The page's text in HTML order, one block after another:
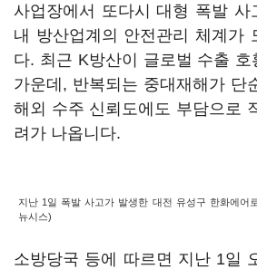
사업장에서 또다시 대형 폭발 사
내 방산업계의 안전관리 체계가
다. 최근 K방산이 글로벌 수출
가운데, 반복되는 중대재해가 단
해외 수주 신뢰도에도 부담으로
려가 나옵니다.
지난 1일 폭발 사고가 발생한 대전 유성구 한화에어
뉴시스)
소방당국 등에 따르면 지난 1일